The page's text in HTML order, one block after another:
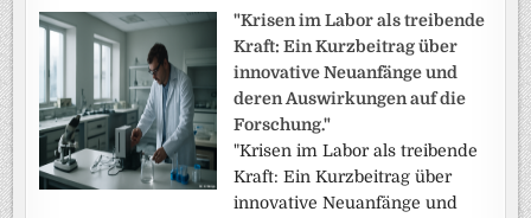
"Krisen im Labor als treibende
Kraft: Ein Kurzbeitrag über
innovative Neuanfänge und
deren Auswirkungen auf die
Forschung."
"Krisen im Labor als treibende
Kraft: Ein Kurzbeitrag über
innovative Neuanfänge und